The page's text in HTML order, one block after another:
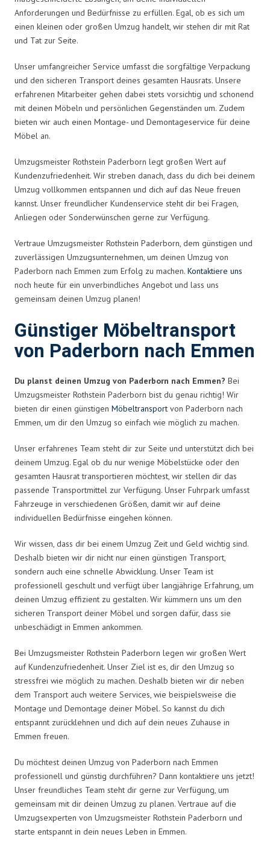
Anforderungen und Bedürfnisse zu erfüllen. Egal, ob es sich um
einen kleinen oder großen Umzug handelt, wir stehen dir mit Rat
und Tat zur Seite.
Unser umfangreicher Service umfasst die sorgfältige Verpackung
und den sicheren Transport deines gesamten Hausrats. Unsere
erfahrenen Mitarbeiter gehen dabei stets vorsichtig und schonend
mit deinen Möbeln und persönlichen Gegenständen um. Zudem
bieten wir auch einen Montage- und Demontageservice für deine
Möbel an.
Umzugsmeister Rothstein Paderborn legt großen Wert auf
Kundenzufriedenheit. Wir streben danach, dass du dich bei deinem
Umzug vollkommen entspannen und dich auf das Neue freuen
kannst. Unser freundlicher Kundenservice steht dir bei Fragen,
Anliegen oder Sonderwünschen gerne zur Verfügung.
Vertraue Umzugsmeister Rothstein Paderborn, dem günstigen und
zuverlässigen Umzugsunternehmen, um deinen Umzug von
Paderborn nach Emmen zum Erfolg zu machen. Kontaktiere uns
noch heute für ein unverbindliches Angebot und lass uns
gemeinsam deinen Umzug planen!
Günstiger Möbeltransport
von Paderborn nach Emmen
Du planst deinen Umzug von Paderborn nach Emmen? Bei
Umzugsmeister Rothstein Paderborn bist du genau richtig! Wir
bieten dir einen günstigen Möbeltransport von Paderborn nach
Emmen, um dir den Umzug so einfach wie möglich zu machen.
Unser erfahrenes Team steht dir zur Seite und unterstützt dich bei
deinem Umzug. Egal ob du nur wenige Möbelstücke oder den
gesamten Hausrat transportieren möchtest, wir stellen dir das
passende Transportmittel zur Verfügung. Unser Fuhrpark umfasst
Fahrzeuge in verschiedenen Größen, damit wir auf deine
individuellen Bedürfnisse eingehen können.
Wir wissen, dass dir bei einem Umzug Zeit und Geld wichtig sind.
Deshalb bieten wir dir nicht nur einen günstigen Transport,
sondern auch eine schnelle Abwicklung. Unser Team ist
professionell geschult und verfügt über langjährige Erfahrung, um
deinen Umzug effizient zu gestalten. Wir kümmern uns um den
sicheren Transport deiner Möbel und sorgen dafür, dass sie
unbeschädigt in Emmen ankommen.
Bei Umzugsmeister Rothstein Paderborn legen wir großen Wert
auf Kundenzufriedenheit. Unser Ziel ist es, dir den Umzug so
stressfrei wie möglich zu machen. Deshalb bieten wir dir neben
dem Transport auch weitere Services, wie beispielsweise die
Montage und Demontage deiner Möbel. So kannst du dich
entspannt zurücklehnen und dich auf dein neues Zuhause in
Emmen freuen.
Du möchtest deinen Umzug von Paderborn nach Emmen
professionell und günstig durchführen? Dann kontaktiere uns jetzt!
Unser freundliches Team steht dir gerne zur Verfügung, um
gemeinsam mit dir deinen Umzug zu planen. Vertraue auf die
Umzugsexperten von Umzugsmeister Rothstein Paderborn und
starte entspannt in dein neues Leben in Emmen.